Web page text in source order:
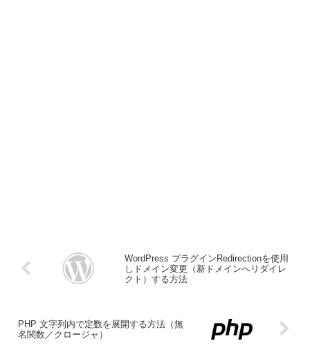
WordPress プラグインRedirectionを使用
しドメイン変更（新ドメインへリダイレ
クト）する方法
PHP 文字列内で定数を展開する方法（無
名関数／クロージャ）